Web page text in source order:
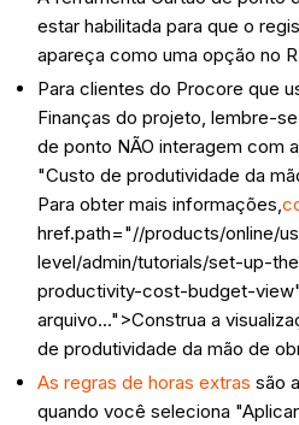
estar habilitada para que o
apareça como uma opção no
Para clientes do Procore que
Finanças do projeto, lembre-
de ponto NÃO interagem com
"Custo de produtividade da
Para obter mais informações,
href.path="//products/online/
level/admin/tutorials/set-up-
productivity-cost-budget-
arquivo...">Construa a
de produtividade da mão de
As regras de horas extras são
quando você seleciona